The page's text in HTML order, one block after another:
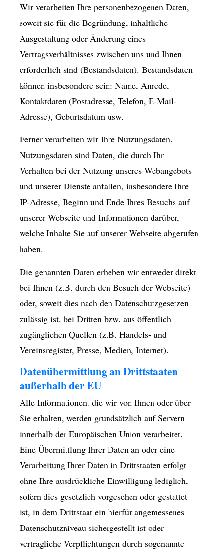
Wir verarbeiten Ihre personenbezogenen Daten,
soweit sie für die Begründung, inhaltliche
Ausgestaltung oder Änderung eines
Vertragsverhältnisses zwischen uns und Ihnen
erforderlich sind (Bestandsdaten). Bestandsdaten
können insbesondere sein: Name, Anrede,
Kontaktdaten (Postadresse, Telefon, E-Mail-
Adresse), Geburts­datum usw.
Ferner verarbeiten wir Ihre Nutzungsdaten.
Nutzungsdaten sind Daten, die durch Ihr
Verhalten bei der Nutzung unseres Webangebots
und unserer Dienste anfallen, insbesondere Ihre
IP-Adresse, Beginn und Ende Ihres Besuchs auf
unserer Webseite und Informationen darüber,
welche Inhalte Sie auf unserer Webseite abgerufen
haben.
Die genannten Daten erheben wir entweder direkt
bei Ihnen (z.B. durch den Besuch der Webseite)
oder, soweit dies nach den Datenschutzgesetzen
zulässig ist, bei Dritten bzw. aus öffentlich
zugänglichen Quellen (z.B. Handels- und
Vereinsregister, Presse, Medien, Internet).
Datenübermittlung an Drittstaaten
außerhalb der EU
Alle Informationen, die wir von Ihnen oder über
Sie erhalten, werden grundsätzlich auf Servern
innerhalb der Europäischen Union verarbeitet.
Eine Übermittlung Ihrer Daten an oder eine
Verarbeitung Ihrer Daten in Drittstaaten erfolgt
ohne Ihre ausdrückliche Einwilligung lediglich,
sofern dies gesetzlich vorgesehen oder gestattet
ist, in dem Drittstaat ein hierfür angemessenes
Datenschutzniveau sichergestellt ist oder
vertragliche Verpflichtungen durch sogenannte